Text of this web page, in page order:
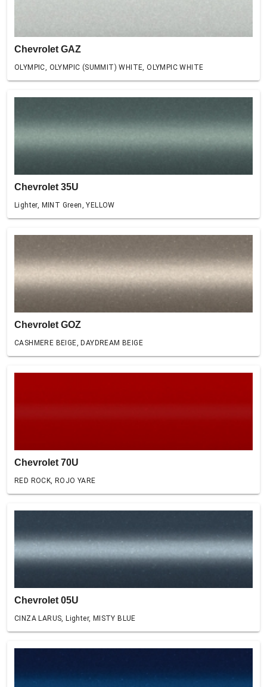
Chevrolet GAZ
OLYMPIC, OLYMPIC (SUMMIT) WHITE, OLYMPIC WHITE
Chevrolet 35U
Lighter, MINT Green, YELLOW
Chevrolet GOZ
CASHMERE BEIGE, DAYDREAM BEIGE
Chevrolet 70U
RED ROCK, ROJO YARE
Chevrolet 05U
CINZA LARUS, Lighter, MISTY BLUE